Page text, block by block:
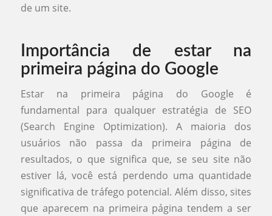
de um site.
Importância de estar na
primeira página do Google
Estar na primeira página do Google é
fundamental para qualquer estratégia de SEO
(Search Engine Optimization). A maioria dos
usuários não passa da primeira página de
resultados, o que significa que, se seu site não
estiver lá, você está perdendo uma quantidade
significativa de tráfego potencial. Além disso, sites
que aparecem na primeira página tendem a ser